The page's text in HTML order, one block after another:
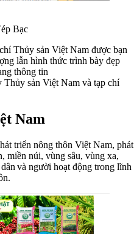
Bạc
Thủy sản Việt Nam được bạn
lẫn hình thức trình bày đẹp
thông tin
Thủy sản Việt Nam và tạp chí
Nam
triển nông thôn Việt Nam, phát
miền núi, vùng sâu, vùng xa,
và người hoạt động trong lĩnh